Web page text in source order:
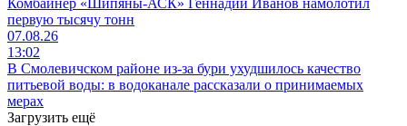
первую тысячу тонн
07.08.26
13:02
В Смолевичском районе из‑за бури ухудшилось качество
питьевой воды: в водоканале рассказали о принимаемых
мерах
Загрузить ещё